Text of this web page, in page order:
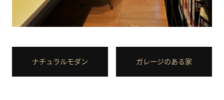
ナチュラルモダン ガレージのある家